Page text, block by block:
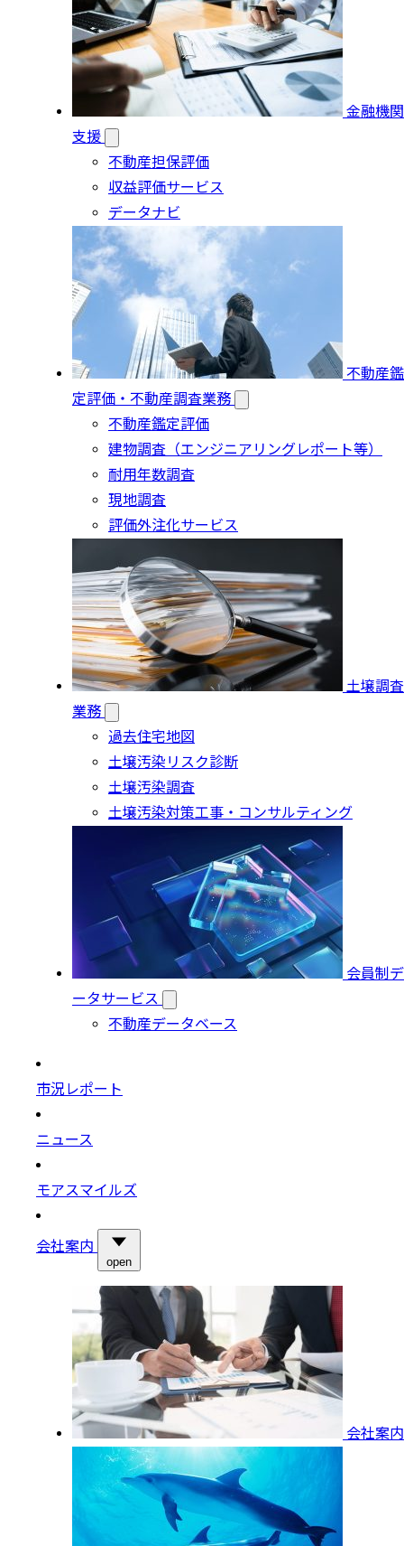
金融機関
支援
不動産担保評価
収益評価サービス
データナビ
不動産鑑
定評価・不動産調査業務
不動産鑑定評価
建物調査（エンジニアリングレポート等）
耐用年数調査
現地調査
評価外注化サービス
土壌調査
業務
過去住宅地図
土壌汚染リスク診断
土壌汚染調査
土壌汚染対策工事・コンサルティング
会員制デ
ータサービス
不動産データベース
市況レポート
ニュース
モアスマイルズ
会社案内
open
会社案内